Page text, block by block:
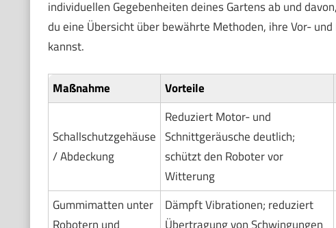
individuellen Gegebenheiten deines Gartens ab und
du eine Übersicht über bewährte Methoden, ihre Vor-
kannst.
Maßnahme Vorteile
Schallschutzgehäuse
/ Abdeckung
Reduziert Motor- und
Schnittgeräusche deutlich;
schützt den Roboter vor
Witterung
Gummimatten unter
Dämpft Vibrationen; reduziert